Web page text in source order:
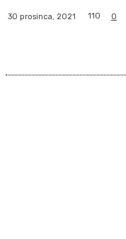
30 prosinca, 2021 110 0